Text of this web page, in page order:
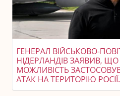
ГЕНЕРАЛ ВІЙСЬКОВО-
НІДЕРЛАНДІВ ЗАЯВИВ,
МОЖЛИВІСТЬ
АТАК НА ТЕРИТОРІЮ РОСІЇ.